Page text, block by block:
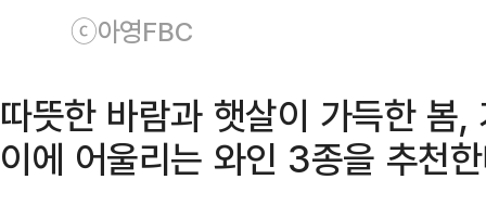
ⓒ아영FBC
따뜻한 바람과 햇살이 가득한 봄
이에 어울리는 와인 3종을 추천